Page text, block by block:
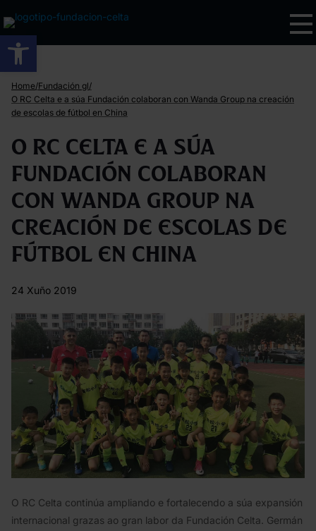
Abrir barra de ferramentas
Home/Fundación gl/
O RC Celta e a súa Fundación colaboran con Wanda Group na creación
de escolas de fútbol en China
O RC Celta e a súa
Fundación colaboran
con Wanda Group na
creación de escolas de
fútbol en China
24 Xuño 2019
O RC Celta continúa ampliando e fortalecendo a súa expansión
internacional grazas ao gran labor da Fundación Celta. Germán